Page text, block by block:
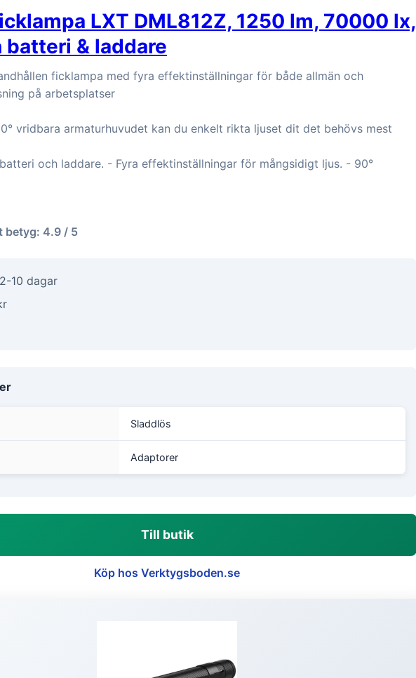
LXT DML812Z, 1250 lm, 70000 lx,
batteri & laddare
ficklampa med fyra effektinställningar för både allmän och
på arbetsplatser
vridbara armaturhuvudet kan du enkelt rikta ljuset dit det behövs mest
och laddare. - Fyra effektinställningar för mångsidigt ljus. - 90°
betyg: 4.9 / 5
10 dagar
Sladdlös
Adaptorer
Till butik
Köp hos Verktygsboden.se